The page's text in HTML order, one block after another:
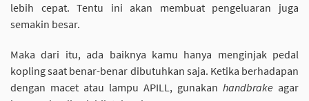
lebih cepat. Tentu ini akan membuat pengeluaran juga
semakin besar.
Maka dari itu, ada baiknya kamu hanya menginjak pedal
kopling saat benar-benar dibutuhkan saja. Ketika berhadapan
dengan macet atau lampu APILL, gunakan handbrake agar